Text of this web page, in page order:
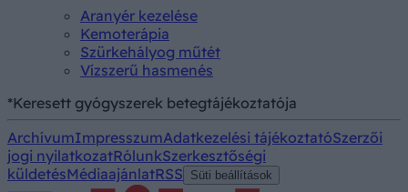
Aranyér kezelése
Kemoterápia
Szürkehályog műtét
Vízszerű hasmenés
*Keresett gyógyszerek betegtájékoztatója
ArchívumImpresszumAdatkezelési tájékoztatóSzerzői
jogi nyilatkozatRólunkSzerkesztőségi
küldetésMédiaajánlatRSS Süti beállítások